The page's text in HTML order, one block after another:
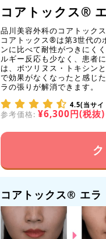
コアトックス®
品川美容外科のコアトック
コアトックス®は第3世代の
ンに比べて耐性がつきにく
ルギー反応も少なく、患者
は、ボツリヌス・トキシン
で効果がなくなったと感じ
ラの張りが解消できます。
4.5(当サイ
参考価格: ¥6,300円(税抜)
コアトックス® エラ